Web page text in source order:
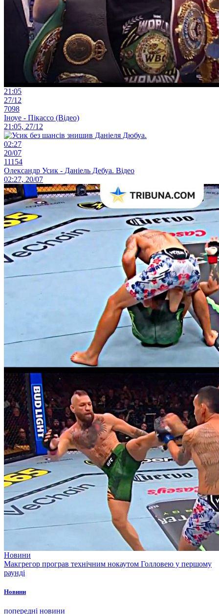
21:05
27/12
7098
Іноуе - Пікассо (Відео)
21:05, 27/12
02:27
20/07
11154
Олександр Усик - Даніель Дебуа. Відео
02:27, 20/07
Новини
Макгрегор програв технічним нокаутом Голловею у першому
раунді
Новини
попередні новини